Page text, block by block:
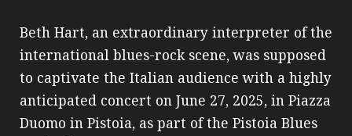
Beth Hart, an extraordinary interpreter of the
international blues-rock scene, was supposed
to captivate the Italian audience with a highly
anticipated concert on June 27, 2025, in Piazza
Duomo in Pistoia, as part of the Pistoia Blues